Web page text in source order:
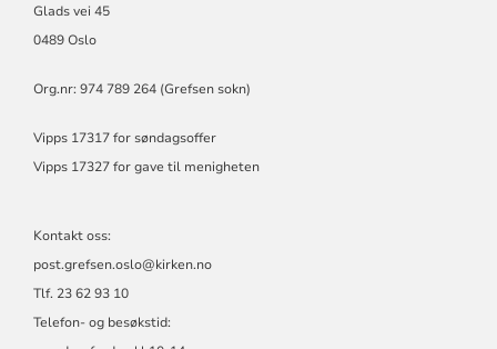
Glads vei 45
0489 Oslo
Org.nr: 974 789 264 (Grefsen sokn)
Vipps 17317 for søndagsoffer
Vipps 17327 for gave til menigheten
Kontakt oss:
post.grefsen.oslo@kirken.no
Tlf. 23 62 93 10
Telefon- og besøkstid: